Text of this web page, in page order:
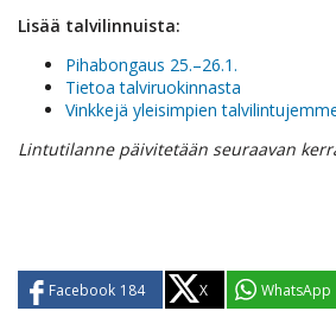
Lisää talvilinnuista:
Pihabongaus 25.–26.1.
Tietoa talviruokinnasta
Vinkkejä yleisimpien
Lintutilanne päivitetään seuraavan
Facebook 184 X WhatsApp